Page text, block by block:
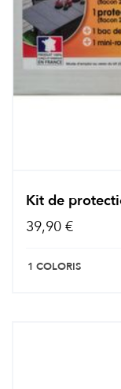
Kit de
39,90 €
1 COLORIS